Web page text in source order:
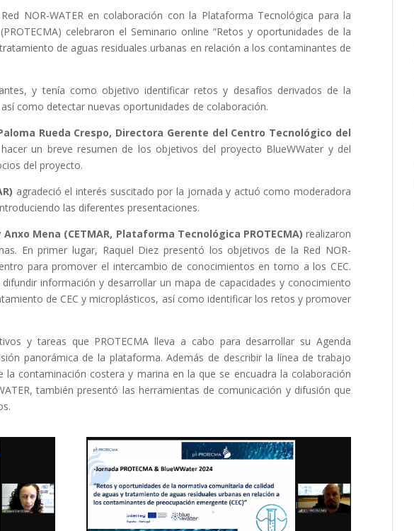
NOR-WATER en colaboración con la Plataforma Tecnológica para la
celebraron el Seminario online “Retos y oportunidades de la
de aguas residuales urbanas en relación a los contaminantes de
y tenía como objetivo identificar retos y desafíos derivados de la
como detectar nuevas oportunidades de colaboración.
Rueda Crespo, Directora Gerente del Centro Tecnológico del
un breve resumen de los objetivos del proyecto BlueWWater y del
del proyecto.
agradeció el interés suscitado por la jornada y actuó como moderadora
las diferentes presentaciones.
Anxo Mena (CETMAR, Plataforma Tecnológica PROTECMA) realizaron
En primer lugar, Raquel Diez presentó los objetivos de la Red NOR-
para promover el intercambio de conocimientos en torno a los CEC.
información y desarrollar un mapa de capacidades y conocimiento
de CEC y microplásticos, así como identificar los retos y promover
y tareas que PROTECMA lleva a cabo para desarrollar su Agenda
panorámica de la plataforma. Además de describir la línea de trabajo
contaminación costera y marina en la que se encuadra la colaboración
también presentó las herramientas de comunicación y difusión que